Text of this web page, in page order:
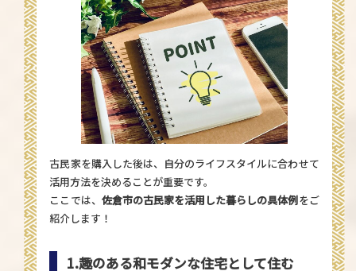
古民家を購入した後は、自分のライフスタイルに合わせて
活用方法を決めることが重要です。
ここでは、 佐倉市の古民家を活用した暮らしの具体例をご
紹介します！
1.趣のある和モダンな住宅として住む